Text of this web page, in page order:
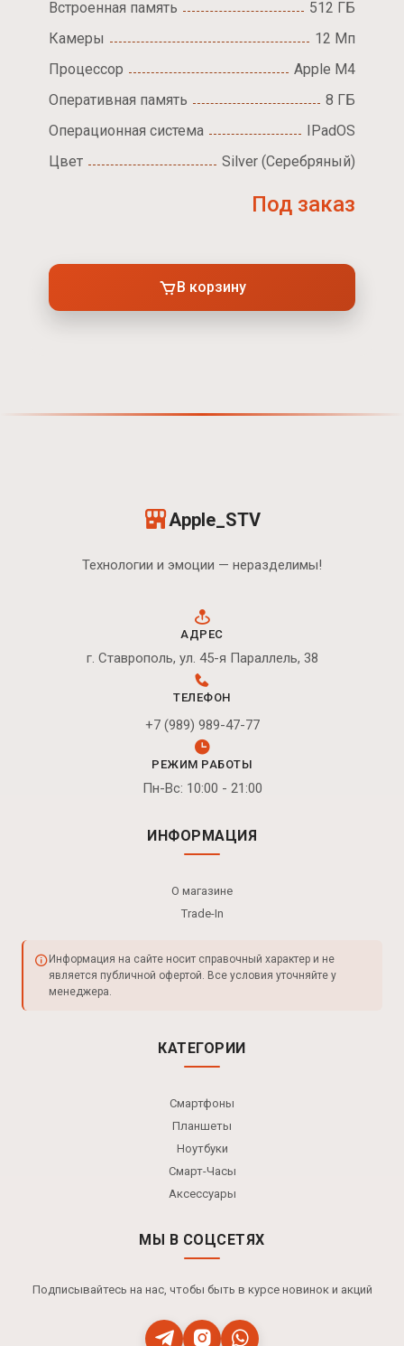
Встроенная память
512 ГБ
Камеры
12 Мп
Процессор
Apple M4
Оперативная память
8 ГБ
Операционная система
IPadOS
Цвет
Silver (Серебряный)
Под заказ
В корзину
Apple_STV
Технологии и эмоции — неразделимы!
АДРЕС
г. Ставрополь, ул. 45-я Параллель, 38
ТЕЛЕФОН
+7 (989) 989-47-77
РЕЖИМ РАБОТЫ
Пн-Вс: 10:00 - 21:00
ИНФОРМАЦИЯ
О магазине
Trade-In
Информация на сайте носит справочный характер и не
является публичной офертой. Все условия уточняйте у
менеджера.
КАТЕГОРИИ
Смартфоны
Планшеты
Ноутбуки
Смарт-Часы
Аксессуары
МЫ В СОЦСЕТЯХ
Подписывайтесь на нас, чтобы быть в курсе новинок и акций